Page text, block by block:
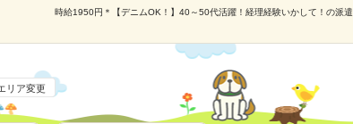
時給1950円＊【デニムOK！】40～50代活躍！経理経験いかして！の派
リア変更